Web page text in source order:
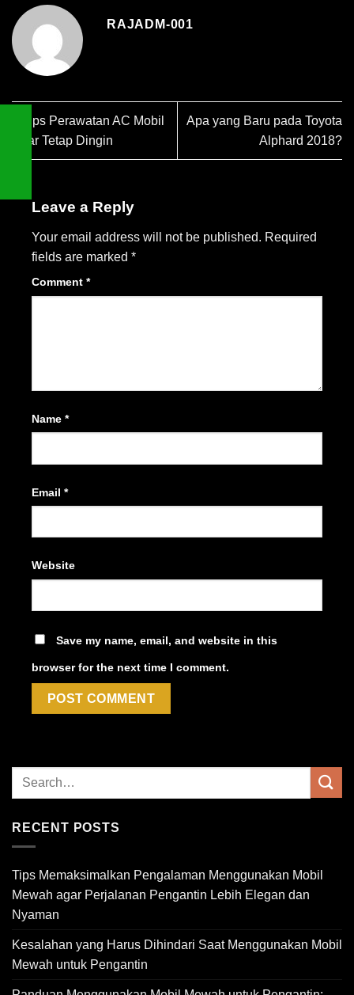
RAJADM-001
8 Tips Perawatan AC Mobil
Agar Tetap Dingin
Apa yang Baru pada Toyota
Alphard 2018?
Leave a Reply
Your email address will not be published. Required
fields are marked *
Comment *
Name *
Email *
Website
Save my name, email, and website in this
browser for the next time I comment.
RECENT POSTS
Tips Memaksimalkan Pengalaman Menggunakan Mobil
Mewah agar Perjalanan Pengantin Lebih Elegan dan
Nyaman
Kesalahan yang Harus Dihindari Saat Menggunakan Mobil
Mewah untuk Pengantin